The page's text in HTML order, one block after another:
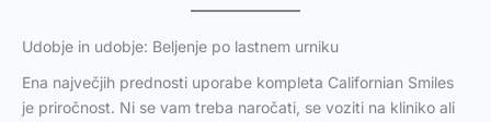
Udobje in udobje: Beljenje po lastnem urniku
Ena največjih prednosti uporabe kompleta Californian Smiles
je priročnost. Ni se vam treba naročati, se voziti na kliniko ali